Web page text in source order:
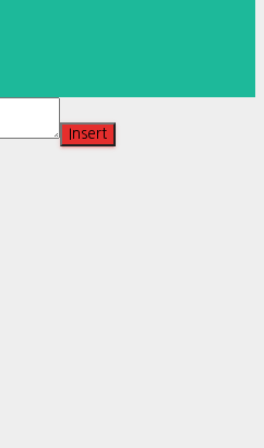
Insert